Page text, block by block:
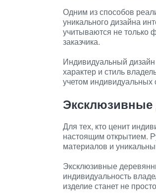
Одним из способов
уникального дизайна
учитываются не только
заказчика.
Индивидуальный дизайн
характер и стиль
учетом индивидуальных
Эксклюзивные
Для тех, кто ценит
настоящим открытием.
материалов и
Эксклюзивные
индивидуальность
изделие станет не